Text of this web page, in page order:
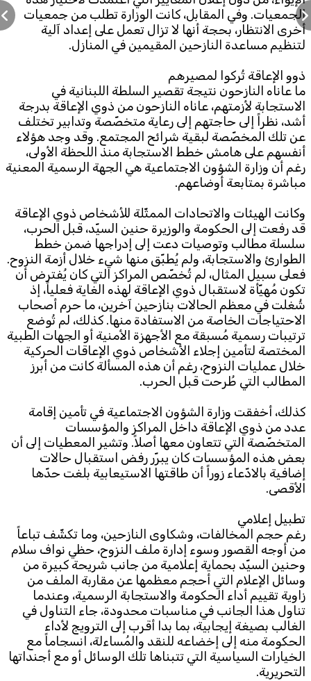
الجمعيات. وفي المقابل، كانت الوزارة تطلب من جمعيات
أخرى الانتظار، بحجة أنها لا تزال تعمل على إعداد آلية
لتنظيم مساعدة النازحين المقيمين في المنازل.
ذوو الإعاقة تُركوا لمصيرهم
ما عاناه النازحون نتيجة تقصير السلطة اللبنانية في
الاستجابة لأزمتهم، عاناه النازحون من ذوي الإعاقة بدرجة
أشد، نظراً إلى حاجتهم إلى رعاية متخصّصة وتدابير تختلف
عن تلك المخصّصة لبقية شرائح المجتمع. وقد وجد هؤلاء
أنفسهم على هامش خطط الاستجابة منذ اللحظة الأولى،
رغم أن وزارة الشؤون الاجتماعية هي الجهة الرسمية المعنية
مباشرة بمتابعة أوضاعهم.
وكانت الهيئات والاتحادات الممثّلة للأشخاص ذوي الإعاقة
قد رفعت إلى الحكومة والوزيرة حنين السيّد، قبل الحرب،
سلسلة مطالب وتوصيات دعت إلى إدراجها ضمن خطط
الطوارئ والاستجابة، ولم يُطبّق منها شيء خلال أزمة النزوح.
فعلى سبيل المثال، لم تُخصّص المراكز التي كان يُفترض أن
تكون مُهيّأة لاستقبال ذوي الإعاقة لهذه الغاية فعلياً، إذ
شُغلت في معظم الحالات بنازحين آخرين، ما حرم أصحاب
الاحتياجات الخاصة من الاستفادة منها. كذلك، لم تُوضع
ترتيبات رسمية مُسبقة مع الأجهزة الأمنية أو الجهات الطبية
المختصة لتأمين إجلاء الأشخاص ذوي الإعاقات الحركية
خلال عمليات النزوح، رغم أن هذه المسألة كانت من أبرز
المطالب التي طُرحت قبل الحرب.
كذلك، أخفقت وزارة الشؤون الاجتماعية في تأمين إقامة
عدد من ذوي الإعاقة داخل المراكز والمؤسسات
المتخصّصة التي تتعاون معها أصلاً. وتشير المعطيات إلى أن
بعض هذه المؤسسات كان يبرّر رفض استقبال حالات
إضافية بالادّعاء زوراً أن طاقتها الاستيعابية بلغت حدّها
الأقصى.
تطبيل إعلامي
رغم حجم المخالفات، وشكاوى النازحين، وما تكشّف تباعاً
من أوجه القصور وسوء إدارة ملف النزوح، حظي نواف سلام
وحنين السيّد بحماية إعلامية من جانب شريحة كبيرة من
وسائل الإعلام التي أحجم معظمها عن مقاربة الملف من
زاوية تقييم أداء الحكومة والاستجابة الرسمية، وعندما
تناول هذا الجانب في مناسبات محدودة، جاء التناول في
الغالب بصيغة إيجابية، بما بدا أقرب إلى الترويج لأداء
الحكومة منه إلى إخضاعه للنقد والمُساءلة، انسجاماً مع
الخيارات السياسية التي تتبناها تلك الوسائل أو مع أجنداتها
التحريرية.